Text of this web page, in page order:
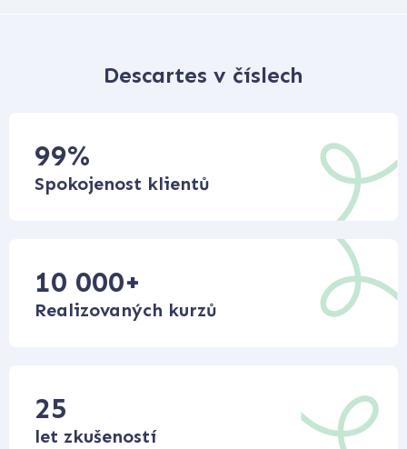
Descartes v číslech
99%
Spokojenost klientů
10 000+
Realizovaných kurzů
25
let zkušeností